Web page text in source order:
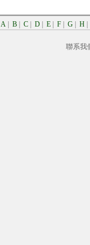
A B C D E F G H
聯系我